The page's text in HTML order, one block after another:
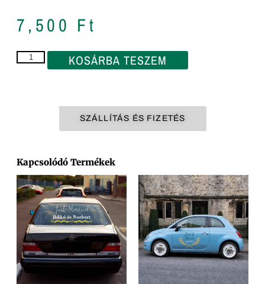
7,500 Ft
KOSÁRBA TESZEM
SZÁLLÍTÁS ÉS FIZETÉS
Kapcsolódó Termékek